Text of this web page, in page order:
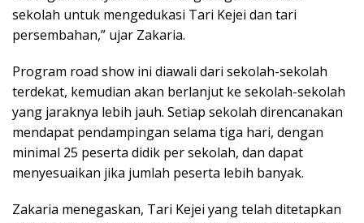
sekolah untuk mengedukasi Tari Kejei dan tari
persembahan,” ujar Zakaria.
Program road show ini diawali dari sekolah-sekolah
terdekat, kemudian akan berlanjut ke sekolah-sekolah
yang jaraknya lebih jauh. Setiap sekolah direncanakan
mendapat pendampingan selama tiga hari, dengan
minimal 25 peserta didik per sekolah, dan dapat
menyesuaikan jika jumlah peserta lebih banyak.
Zakaria menegaskan, Tari Kejei yang telah ditetapkan